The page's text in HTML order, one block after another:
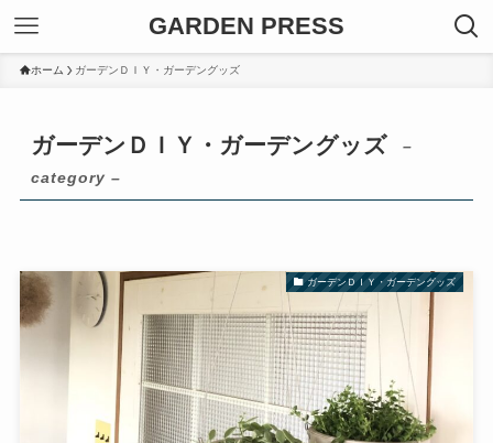
GARDEN PRESS
ホーム ガーデンＤＩＹ・ガーデングッズ
ガーデンＤＩＹ・ガーデングッズ
–
category –
ガーデンＤＩＹ・ガーデングッズ